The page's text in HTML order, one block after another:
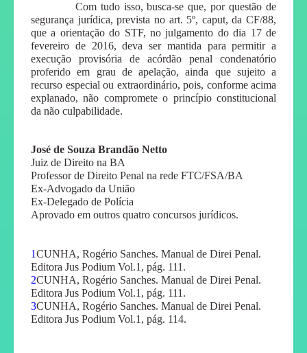
Com tudo isso, busca-se que, por questão de
segurança jurídica, prevista no art. 5º, caput, da CF/88,
que a orientação do STF, no julgamento do dia 17 de
fevereiro de 2016, deva ser mantida para permitir a
execução provisória de acórdão penal condenatório
proferido em grau de apelação, ainda que sujeito a
recurso especial ou extraordinário, pois, conforme acima
explanado, não compromete o princípio constitucional
da não culpabilidade.
José de Souza Brandão Netto
Juiz de Direito na BA
Professor de Direito Penal na rede FTC/FSA/BA
Ex-Advogado da União
Ex-Delegado de Polícia
Aprovado em outros quatro concursos jurídicos.
1CUNHA, Rogério Sanches. Manual de Direi Penal.
Editora Jus Podium Vol.1, pág. 111.
2CUNHA, Rogério Sanches. Manual de Direi Penal.
Editora Jus Podium Vol.1, pág. 111.
3CUNHA, Rogério Sanches. Manual de Direi Penal.
Editora Jus Podium Vol.1, pág. 114.